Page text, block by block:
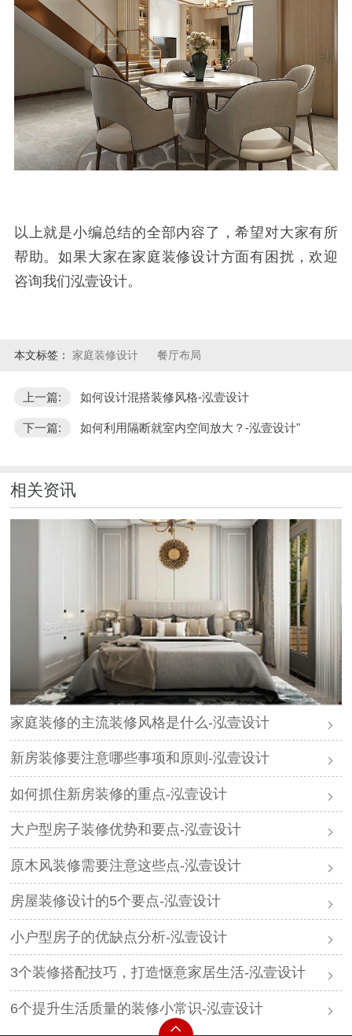
以上就是小编总结的全部内容了，希望对大家有所
帮助。如果大家在家庭装修设计方面有困扰，欢迎
咨询我们泓壹设计。
本文标签： 家庭装修设计 餐厅布局
上一篇: 如何设计混搭装修风格-泓壹设计
下一篇: 如何利用隔断就室内空间放大？-泓壹设计"
相关资讯
家庭装修的主流装修风格是什么-泓壹设计
新房装修要注意哪些事项和原则-泓壹设计
如何抓住新房装修的重点-泓壹设计
大户型房子装修优势和要点-泓壹设计
原木风装修需要注意这些点-泓壹设计
房屋装修设计的5个要点-泓壹设计
小户型房子的优缺点分析-泓壹设计
3个装修搭配技巧，打造惬意家居生活-泓壹设计
6个提升生活质量的装修小常识-泓壹设计​